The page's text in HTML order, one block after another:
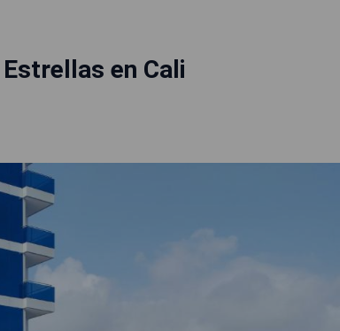
en Cali